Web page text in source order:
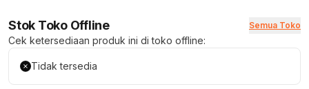
Stok Toko Offline Semua Toko
Cek ketersediaan produk ini di toko offline:
Tidak tersedia